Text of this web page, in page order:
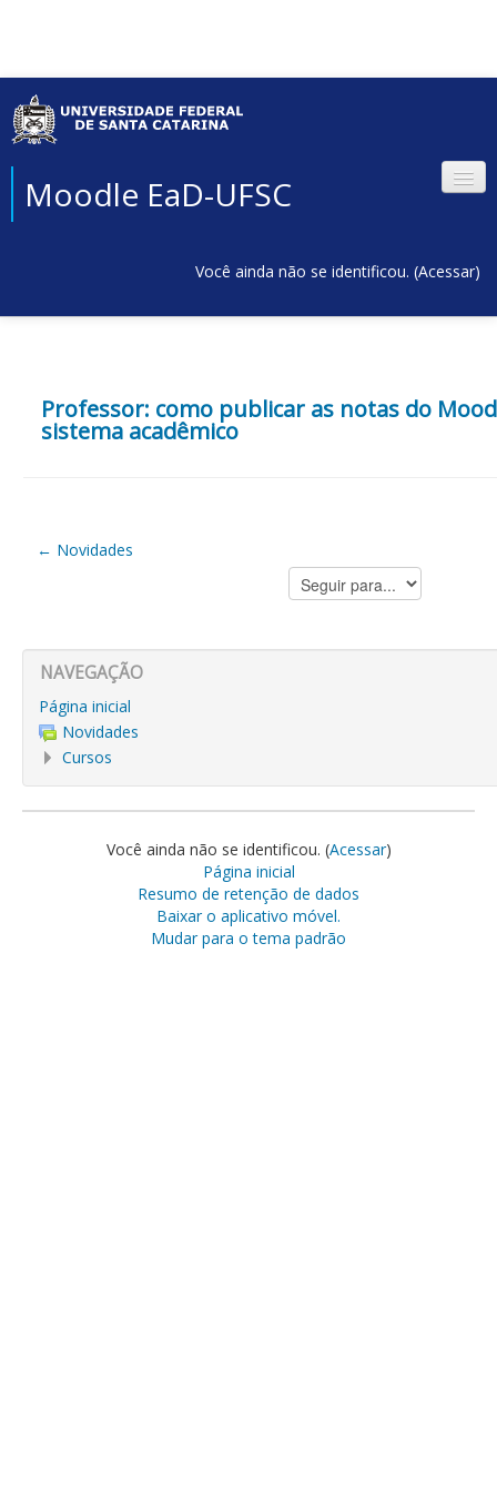
Moodle EaD-UFSC
Você ainda não se identificou. (Acessar)
Professor: como publicar as notas do
sistema acadêmico
← Novidades
Seguir
para...
NAVEGAÇÃO
Página inicial
Novidades
Cursos
Você ainda não se identificou. (Acessar)
Página inicial
Resumo de retenção de dados
Baixar o aplicativo móvel.
Mudar para o tema padrão